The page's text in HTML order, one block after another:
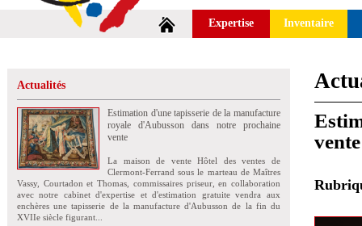
Expertise Inventaire
Actualités
Estimation d'une tapisserie de la manufacture
royale d'Aubusson dans notre prochaine
vente
La maison de vente Hôtel des ventes de
Clermont-Ferrand sous le marteau de Maîtres
Vassy, Courtadon et Thomas, commissaires priseur, en collaboration
avec notre cabinet d'expertise et d'estimation gratuite vendra aux
enchères une tapisserie de la manufacture d'Aubusson de la fin du
XVIIe siècle figurant...
vente